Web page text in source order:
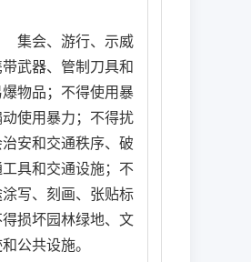
会、游行、示威
武器、管制刀具和
物品；不得使用暴
使用暴力；不得扰
安和交通秩序、破
具和交通设施；不
写、刻画、张贴标
损坏园林绿地、文
公共设施。